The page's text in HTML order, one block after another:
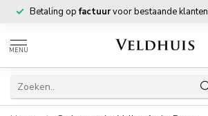
Betaling opfactuurvoor bestaande klanten
MENU